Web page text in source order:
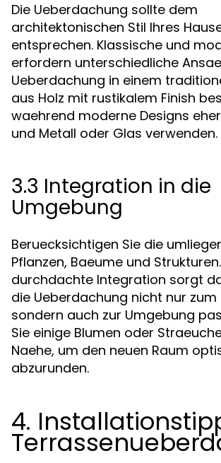
Die Ueberdachung sollte dem
architektonischen Stil Ihres
entsprechen. Klassische und
erfordern unterschiedliche
Ueberdachung in einem
aus Holz mit rustikalem Finish
waehrend moderne Designs
und Metall oder Glas verwenden.
3.3 Integration in die
Umgebung
Beruecksichtigen Sie die
Pflanzen, Baeume und
durchdachte Integration sorgt
die Ueberdachung nicht nur zum
sondern auch zur Umgebung
Sie einige Blumen oder
Naehe, um den neuen Raum
abzurunden.
4.